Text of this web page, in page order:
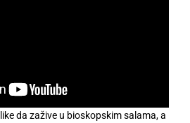
da zažive u bioskopskim salama, a